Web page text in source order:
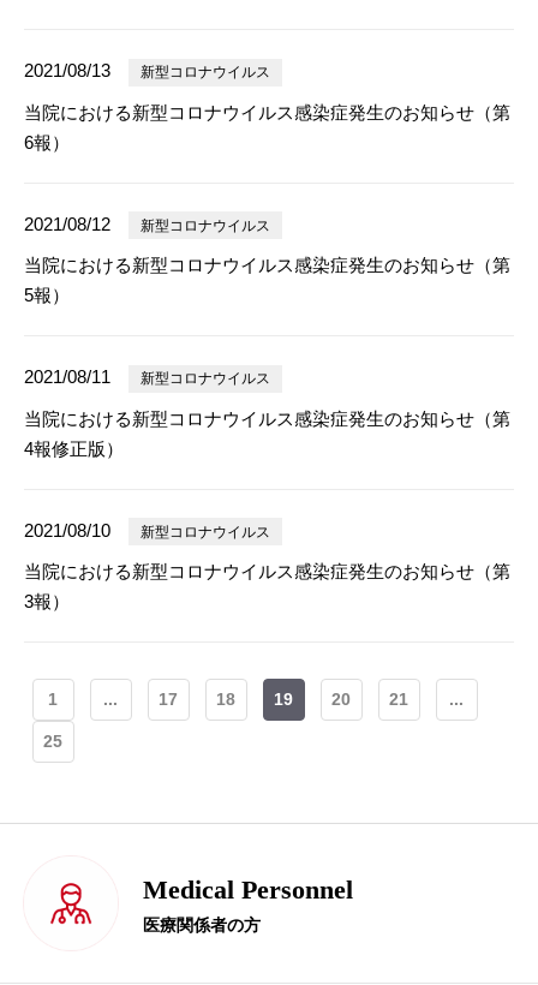
2021/08/13 新型コロナウイルス
当院における新型コロナウイルス感染症発生のお知らせ（第
6報）
2021/08/12 新型コロナウイルス
当院における新型コロナウイルス感染症発生のお知らせ（第
5報）
2021/08/11 新型コロナウイルス
当院における新型コロナウイルス感染症発生のお知らせ（第
4報修正版）
2021/08/10 新型コロナウイルス
当院における新型コロナウイルス感染症発生のお知らせ（第
3報）
1 ... 17 18 19 20 21 ...
25
Medical Personnel
医療関係者の方